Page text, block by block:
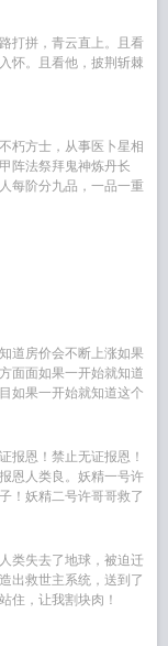
打拼，青云直上。且看
怀。且看他，披荆斩棘
朽方士，从事医卜星相
阵法祭拜鬼神炼丹长
每阶分九品，一品一重
道房价会不断上涨如果
面面如果一开始就知道
如果一开始就知道这个
报恩！禁止无证报恩！
恩人类良。妖精一号许
！妖精二号许哥哥救了
类失去了地球，被迫迁
出救世主系统，送到了
住，让我割块肉！